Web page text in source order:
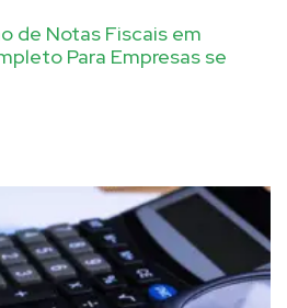
de Notas Fiscais em
Para Empresas se